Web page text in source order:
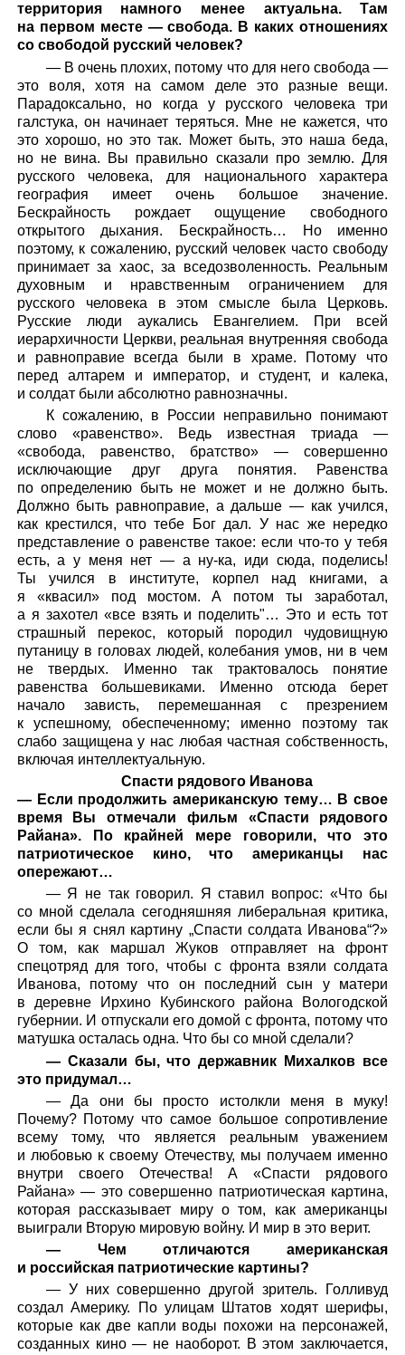
территория намного менее актуальна. Там
на первом месте — свобода. В каких отношениях
со свободой русский человек?
— В очень плохих, потому что для него свобода —
это воля, хотя на самом деле это разные вещи.
Парадоксально, но когда у русского человека три
галстука, он начинает теряться. Мне не кажется, что
это хорошо, но это так. Может быть, это наша беда,
но не вина. Вы правильно сказали про землю. Для
русского человека, для национального характера
география имеет очень большое значение.
Бескрайность рождает ощущение свободного
открытого дыхания. Бескрайность… Но именно
поэтому, к сожалению, русский человек часто свободу
принимает за хаос, за вседозволенность. Реальным
духовным и нравственным ограничением для
русского человека в этом смысле была Церковь.
Русские люди аукались Евангелием. При всей
иерархичности Церкви, реальная внутренняя свобода
и равноправие всегда были в храме. Потому что
перед алтарем и император, и студент, и калека,
и солдат были абсолютно равнозначны.
К сожалению, в России неправильно понимают
слово «равенство». Ведь известная триада —
«свобода, равенство, братство» — совершенно
исключающие друг друга понятия. Равенства
по определению быть не может и не должно быть.
Должно быть равноправие, а дальше — как учился,
как крестился, что тебе Бог дал. У нас же нередко
представление о равенстве такое: если что-то у тебя
есть, а у меня нет — а ну-ка, иди сюда, поделись!
Ты учился в институте, корпел над книгами, а
я «квасил» под мостом. А потом ты заработал,
а я захотел «все взять и поделить"… Это и есть тот
страшный перекос, который породил чудовищную
путаницу в головах людей, колебания умов, ни в чем
не твердых. Именно так трактовалось понятие
равенства большевиками. Именно отсюда берет
начало зависть, перемешанная с презрением
к успешному, обеспеченному; именно поэтому так
слабо защищена у нас любая частная собственность,
включая интеллектуальную.
Спасти рядового Иванова
— Если продолжить американскую тему… В свое
время Вы отмечали фильм «Спасти рядового
Райана». По крайней мере говорили, что это
патриотическое кино, что американцы нас
опережают…
— Я не так говорил. Я ставил вопрос: «Что бы
со мной сделала сегодняшняя либеральная критика,
если бы я снял картину „Спасти солдата Иванова“?»
О том, как маршал Жуков отправляет на фронт
спецотряд для того, чтобы с фронта взяли солдата
Иванова, потому что он последний сын у матери
в деревне Ирхино Кубинского района Вологодской
губернии. И отпускали его домой с фронта, потому что
матушка осталась одна. Что бы со мной сделали?
— Сказали бы, что державник Михалков все
это придумал…
— Да они бы просто истолкли меня в муку!
Почему? Потому что самое большое сопротивление
всему тому, что является реальным уважением
и любовью к своему Отечеству, мы получаем именно
внутри своего Отечества! А «Спасти рядового
Райана» — это совершенно патриотическая картина,
которая рассказывает миру о том, как американцы
выиграли Вторую мировую войну. И мир в это верит.
— Чем отличаются американская
и российская патриотические картины?
— У них совершенно другой зритель. Голливуд
создал Америку. По улицам Штатов ходят шерифы,
которые как две капли воды похожи на персонажей,
созданных кино — не наоборот. В этом заключается,